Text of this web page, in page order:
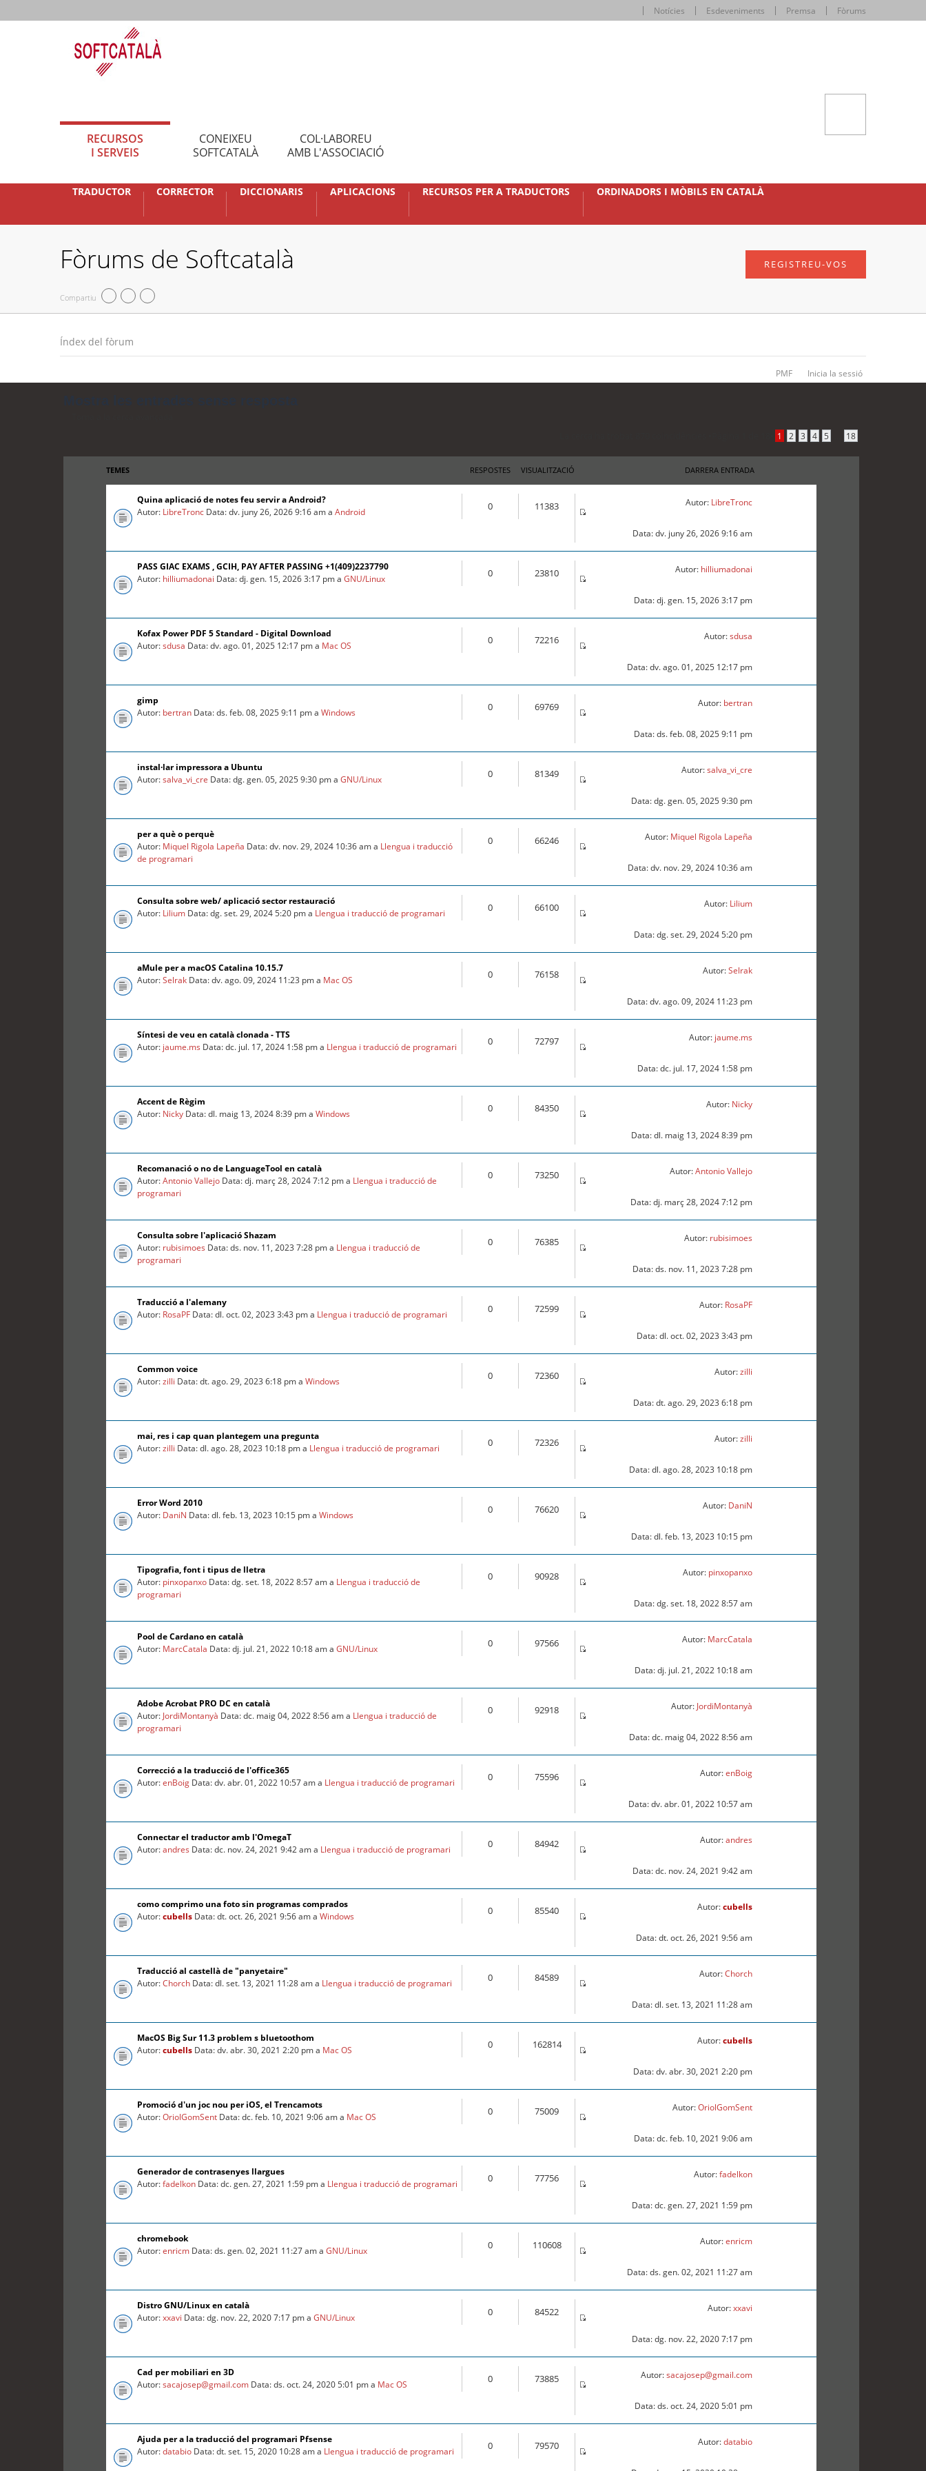
Notícies Esdeveniments Premsa Fòrums
RECURSOS
I SERVEIS
CONEIXEU
SOFTCATALÀ
COL·LABOREU
AMB L'ASSOCIACIÓ
TRADUCTOR CORRECTOR DICCIONARIS APLICACIONS RECURSOS PER A TRADUCTORS ORDINADORS I MÒBILS EN CATALÀ
Fòrums de Softcatalà
Compartiu
REGISTREU-VOS
Índex del fòrum
PMF Inicia la sessió
1 2 3 4 5 18
TEMES RESPOSTES VISUALITZACIÓ DARRERA ENTRADA
Quina aplicació de notes feu servir a Android?
Autor: LibreTronc Data: dv. juny 26, 2026 9:16 am aAndroid 0 11383 Autor: LibreTronc
Data: dv. juny 26, 2026 9:16 am
PASS GIAC EXAMS , GCIH, PAY AFTER PASSING +1(409)2237790
Autor: hilliumadonai Data: dj. gen. 15, 2026 3:17 pm aGNU/Linux 0 23810 Autor: hilliumadonai
Data: dj. gen. 15, 2026 3:17 pm
Kofax Power PDF 5 Standard - Digital Download
Autor:sdusa Data: dv. ago. 01, 2025 12:17 pm a Mac OS 0 72216 Autor:sdusa
Data: dv. ago. 01, 2025 12:17 pm
gimp
Autor: bertran Data: ds. feb. 08, 2025 9:11 pm aWindows 0 69769 Autor: bertran
Data: ds. feb. 08, 2025 9:11 pm
instal·lar impressora a Ubuntu
Autor:salva_vi_cre Data: dg. gen. 05, 2025 9:30 pm aGNU/Linux 0 81349 Autor:salva_vi_cre
Data: dg. gen. 05, 2025 9:30 pm
per a què o perquè
Autor: Miquel Rigola Lapeña Data: dv. nov. 29, 2024 10:36 am a Llengua i traducció
de programari
0 66246 Autor: Miquel Rigola Lapeña
Data: dv. nov. 29, 2024 10:36 am
Consulta sobre web/ aplicació sector restauració
Autor: Lilium Data: dg. set. 29, 2024 5:20 pm a Llengua i traducció de programari 0 66100 Autor: Lilium
Data: dg. set. 29, 2024 5:20 pm
aMule per a macOS Catalina 10.15.7
Autor:Selrak Data: dv. ago. 09, 2024 11:23 pm a Mac OS 0 76158 Autor:Selrak
Data: dv. ago. 09, 2024 11:23 pm
Síntesi de veu en català clonada - TTS
Autor: jaume.ms Data: dc. jul. 17, 2024 1:58 pm a Llengua i traducció de programari 0 72797 Autor: jaume.ms
Data: dc. jul. 17, 2024 1:58 pm
Accent de Règim
Autor: Nicky Data: dl. maig 13, 2024 8:39 pm aWindows 0 84350 Autor: Nicky
Data: dl. maig 13, 2024 8:39 pm
Recomanació o no de LanguageTool en català
Autor:Antonio Vallejo Data: dj. març 28, 2024 7:12 pm a Llengua i traducció de
programari
0 73250 Autor:Antonio Vallejo
Data: dj. març 28, 2024 7:12 pm
Consulta sobre l'aplicació Shazam
Autor: rubisimoes Data: ds. nov. 11, 2023 7:28 pm a Llengua i traducció de
programari
0 76385 Autor: rubisimoes
Data: ds. nov. 11, 2023 7:28 pm
Traducció a l'alemany
Autor: RosaPF Data: dl. oct. 02, 2023 3:43 pm a Llengua i traducció de programari 0 72599 Autor: RosaPF
Data: dl. oct. 02, 2023 3:43 pm
Common voice
Autor:zilli Data: dt. ago. 29, 2023 6:18 pm aWindows 0 72360 Autor:zilli
Data: dt. ago. 29, 2023 6:18 pm
mai, res i cap quan plantegem una pregunta
Autor:zilli Data: dl. ago. 28, 2023 10:18 pm a Llengua i traducció de programari 0 72326 Autor:zilli
Data: dl. ago. 28, 2023 10:18 pm
Error Word 2010
Autor: DaniN Data: dl. feb. 13, 2023 10:15 pm aWindows 0 76620 Autor: DaniN
Data: dl. feb. 13, 2023 10:15 pm
Tipografia, font i tipus de lletra
Autor: pinxopanxo Data: dg. set. 18, 2022 8:57 am a Llengua i traducció de
programari
0 90928 Autor: pinxopanxo
Data: dg. set. 18, 2022 8:57 am
Pool de Cardano en català
Autor: MarcCatala Data: dj. jul. 21, 2022 10:18 am aGNU/Linux 0 97566 Autor: MarcCatala
Data: dj. jul. 21, 2022 10:18 am
Adobe Acrobat PRO DC en català
Autor: JordiMontanyà Data: dc. maig 04, 2022 8:56 am a Llengua i traducció de
programari
0 92918 Autor: JordiMontanyà
Data: dc. maig 04, 2022 8:56 am
Correcció a la traducció de l'office365
Autor:enBoig Data: dv. abr. 01, 2022 10:57 am a Llengua i traducció de programari 0 75596 Autor:enBoig
Data: dv. abr. 01, 2022 10:57 am
Connectar el traductor amb l'OmegaT
Autor:andres Data: dc. nov. 24, 2021 9:42 am a Llengua i traducció de programari 0 84942 Autor:andres
Data: dc. nov. 24, 2021 9:42 am
como comprimo una foto sin programas comprados
Autor:cubells Data: dt. oct. 26, 2021 9:56 am aWindows 0 85540 Autor:cubells
Data: dt. oct. 26, 2021 9:56 am
Traducció al castellà de "panyetaire"
Autor:Chorch Data: dl. set. 13, 2021 11:28 am a Llengua i traducció de programari 0 84589 Autor:Chorch
Data: dl. set. 13, 2021 11:28 am
MacOS Big Sur 11.3 problem s bluetoothom
Autor:cubells Data: dv. abr. 30, 2021 2:20 pm a Mac OS 0 162814 Autor:cubells
Data: dv. abr. 30, 2021 2:20 pm
Promoció d'un joc nou per iOS, el Trencamots
Autor:OriolGomSent Data: dc. feb. 10, 2021 9:06 am a Mac OS 0 75009 Autor:OriolGomSent
Data: dc. feb. 10, 2021 9:06 am
Generador de contrasenyes llargues
Autor:fadelkon Data: dc. gen. 27, 2021 1:59 pm a Llengua i traducció de programari 0 77756 Autor:fadelkon
Data: dc. gen. 27, 2021 1:59 pm
chromebook
Autor:enricm Data: ds. gen. 02, 2021 11:27 am aGNU/Linux 0 110608 Autor:enricm
Data: ds. gen. 02, 2021 11:27 am
Distro GNU/Linux en català
Autor:xxavi Data: dg. nov. 22, 2020 7:17 pm aGNU/Linux 0 84522 Autor:xxavi
Data: dg. nov. 22, 2020 7:17 pm
Cad per mobiliari en 3D
Autor:sacajosep@gmail.com Data: ds. oct. 24, 2020 5:01 pm a Mac OS 0 73885 Autor:sacajosep@gmail.com
Data: ds. oct. 24, 2020 5:01 pm
Ajuda per a la traducció del programari Pfsense
Autor:databio Data: dt. set. 15, 2020 10:28 am a Llengua i traducció de programari 0 79570 Autor:databio